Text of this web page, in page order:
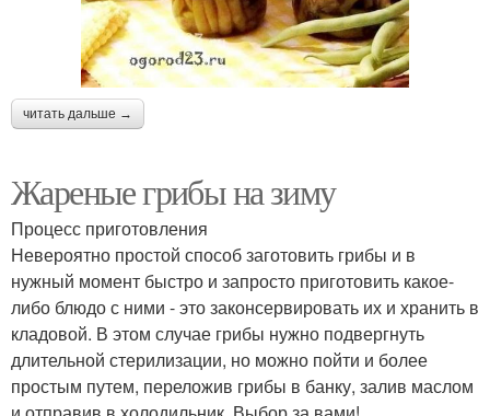
читать дальше →
Жареные грибы на зиму
Процесс приготовления
Невероятно простой способ заготовить грибы и в
нужный момент быстро и запросто приготовить какое-
либо блюдо с ними - это законсервировать их и хранить в
кладовой. В этом случае грибы нужно подвергнуть
длительной стерилизации, но можно пойти и более
простым путем, переложив грибы в банку, залив маслом